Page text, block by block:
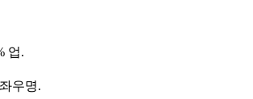
업.
우명.